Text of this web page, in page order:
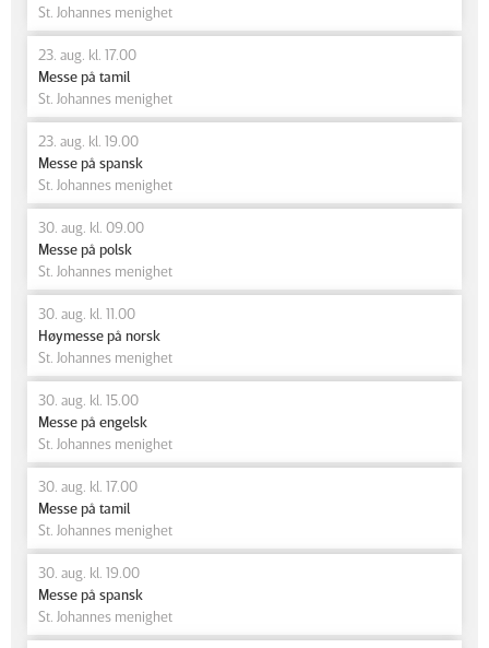
St. Johannes menighet
23. aug. kl. 17.00
Messe på tamil
St. Johannes menighet
23. aug. kl. 19.00
Messe på spansk
St. Johannes menighet
30. aug. kl. 09.00
Messe på polsk
St. Johannes menighet
30. aug. kl. 11.00
Høymesse på norsk
St. Johannes menighet
30. aug. kl. 15.00
Messe på engelsk
St. Johannes menighet
30. aug. kl. 17.00
Messe på tamil
St. Johannes menighet
30. aug. kl. 19.00
Messe på spansk
St. Johannes menighet